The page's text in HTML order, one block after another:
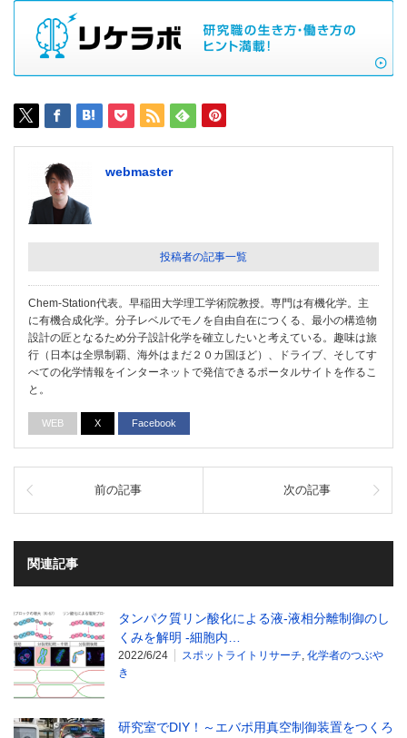
webmaster
投稿者の記事一覧
Chem-Station代表。早稲田大学理工学術院教授。専門は有機化学。主
に有機合成化学。分子レベルでモノを自由自在につくる、最小の構造物
設計の匠となるため分子設計化学を確立したいと考えている。趣味は旅
行（日本は全県制覇、海外はまだ２０カ国ほど）、ドライブ、そしてす
べての化学情報をインターネットで発信できるポータルサイトを作るこ
と。
WEB X Facebook
前の記事 次の記事
関連記事
タンパク質リン酸化による液-液相分離制御のし
くみを解明 -細胞内…
2022/6/24 スポットライトリサーチ, 化学者のつぶや
き
研究室でDIY！～エバポ用真空制御装置をつくろ